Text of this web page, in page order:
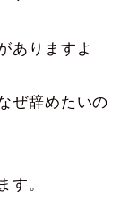
ありますよ
ぜ辞めたいの
す。